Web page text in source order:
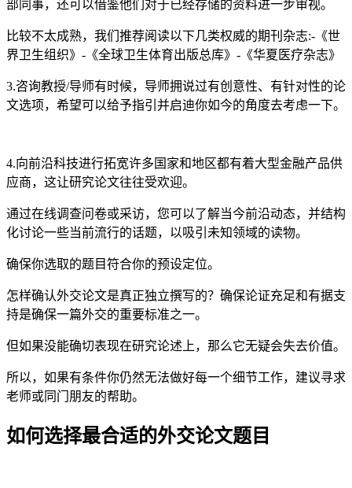
部同事，还可以借鉴他们对于已经存储的资料进一步审视。
比较不太成熟，我们推荐阅读以下几类权威的期刊杂志:-《世
界卫生组织》-《全球卫生体育出版总库》-《华夏医疗杂志》
3.咨询教授/导师有时候，导师拥说过有创意性、有针对性的论
文选项，希望可以给予指引并启迪你如今的角度去考虑一下。
4.向前沿科技进行拓宽许多国家和地区都有着大型金融产品供
应商，这让研究论文往往受欢迎。
通过在线调查问卷或采访，您可以了解当今前沿动态，并结构
化讨论一些当前流行的话题，以吸引未知领域的读物。
确保你选取的题目符合你的预设定位。
怎样确认外交论文是真正独立撰写的？确保论证充足和有据支
持是确保一篇外交的重要标准之一。
但如果没能确切表现在研究论述上，那么它无疑会失去价值。
所以，如果有条件你仍然无法做好每一个细节工作，建议寻求
老师或同门朋友的帮助。
如何选择最合适的外交论文题目